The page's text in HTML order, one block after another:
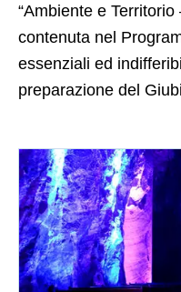
“Ambiente e Territorio
contenuta nel
essenziali ed
preparazione del